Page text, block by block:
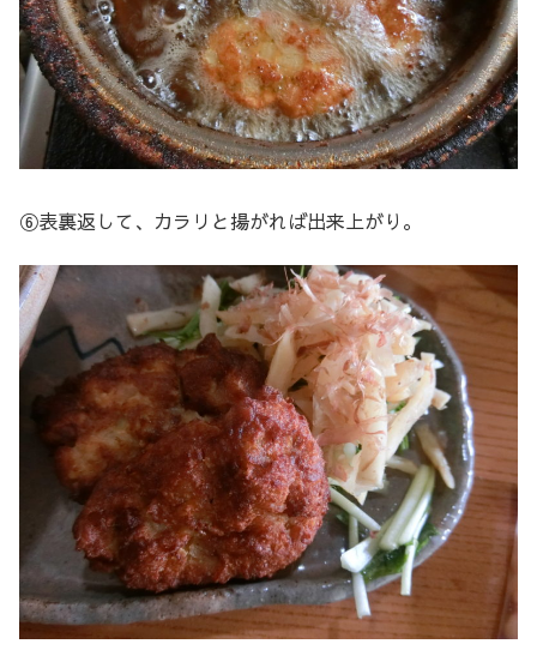
⑥表裏返して、カラリと揚がれば出来上がり。